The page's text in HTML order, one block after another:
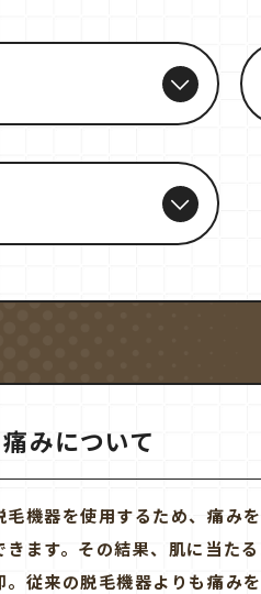
みについて
機器を使用するため、痛み
ます。その結果、肌に当た
従来の脱毛機器よりも痛み